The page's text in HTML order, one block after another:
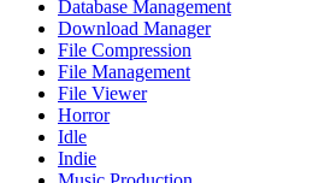
Database Management
Download Manager
File Compression
File Management
File Viewer
Horror
Idle
Indie